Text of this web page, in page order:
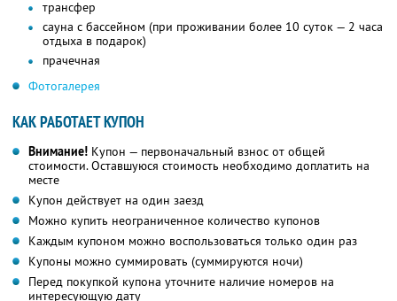
трансфер
сауна с бассейном (при проживании более 10 суток — 2 часа
отдыха в подарок)
прачечная
Фотогалерея
КАК РАБОТАЕТ КУПОН
Внимание! Купон — первоначальный взнос от общей
стоимости. Оставшуюся стоимость необходимо доплатить на
месте
Купон действует на один заезд
Можно купить неограниченное количество купонов
Каждым купоном можно воспользоваться только один раз
Купоны можно суммировать (суммируются ночи)
Перед покупкой купона уточните наличие номеров на
интересующую дату